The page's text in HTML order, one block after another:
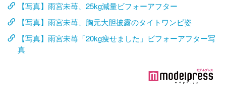
【写真】雨宮未苺、25kg減量ビフォーアフター
【写真】雨宮未苺、胸元大胆披露のタイトワンピ姿
【写真】雨宮未苺「20kg痩せました」ビフォーアフター写
真